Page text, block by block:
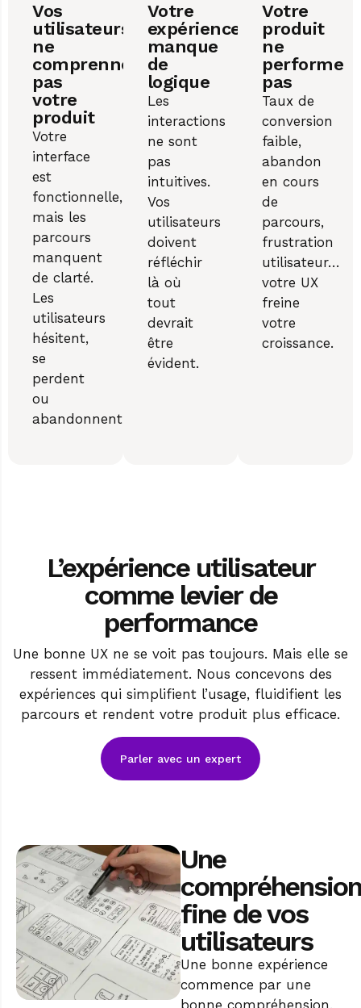
Vos
utilisateurs
ne
comprennent
pas
votre
produit
Votre
interface
est
fonctionnelle,
mais les
parcours
manquent
de clarté.
Les
utilisateurs
hésitent,
se
perdent
ou
abandonnent.
Votre
expérience
manque
de
logique
Les
interactions
ne sont
pas
intuitives.
Vos
utilisateurs
doivent
réfléchir
là où
tout
devrait
être
évident.
Votre
produit
ne
performe
pas
Taux de
conversion
faible,
abandon
en cours
de
parcours,
frustration
utilisateur…
votre UX
freine
votre
croissance.
L’expérience utilisateur
comme levier de
performance
Une bonne UX ne se voit pas toujours. Mais elle se
ressent immédiatement. Nous concevons des
expériences qui simplifient l’usage, fluidifient les
parcours et rendent votre produit plus efficace.
Parler avec un expert
Une
compréhension
fine de vos
utilisateurs
Une bonne expérience
commence par une
bonne compréhension.